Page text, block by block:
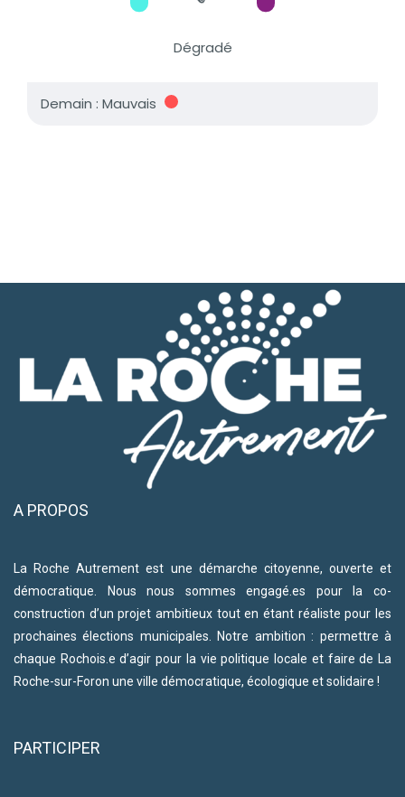
A PROPOS
La Roche Autrement est une démarche citoyenne, ouverte et
démocratique. Nous nous sommes engagé.es pour la co-
construction d’un projet ambitieux tout en étant réaliste pour les
prochaines élections municipales. Notre ambition : permettre à
chaque Rochois.e d’agir pour la vie politique locale et faire de La
Roche-sur-Foron une ville démocratique, écologique et solidaire !
PARTICIPER